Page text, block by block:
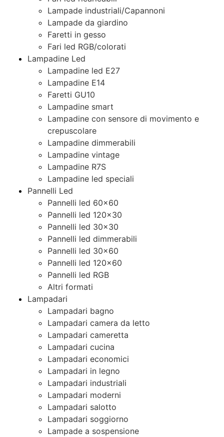
Lampade industriali/Capannoni
Lampade da giardino
Faretti in gesso
Fari led RGB/colorati
Lampadine Led
Lampadine led E27
Lampadine E14
Faretti GU10
Lampadine smart
Lampadine con sensore di movimento e
crepuscolare
Lampadine dimmerabili
Lampadine vintage
Lampadine R7S
Lampadine led speciali
Pannelli Led
Pannelli led 60×60
Pannelli led 120×30
Pannelli led 30×30
Pannelli led dimmerabili
Pannelli led 30×60
Pannelli led 120×60
Pannelli led RGB
Altri formati
Lampadari
Lampadari bagno
Lampadari camera da letto
Lampadari cameretta
Lampadari cucina
Lampadari economici
Lampadari in legno
Lampadari industriali
Lampadari moderni
Lampadari salotto
Lampadari soggiorno
Lampade a sospensione